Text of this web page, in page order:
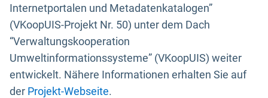
Internetportalen und Metadatenkatalogen”
(VKoopUIS-Projekt Nr. 50) unter dem Dach
“Verwaltungskooperation
Umweltinformationssysteme” (VKoopUIS) weiter
entwickelt. Nähere Informationen erhalten Sie auf
der Projekt-Webseite.